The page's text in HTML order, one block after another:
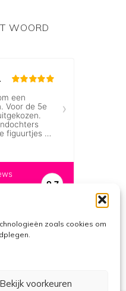
zoals cookies om
Bekijk voorkeuren
WOORD